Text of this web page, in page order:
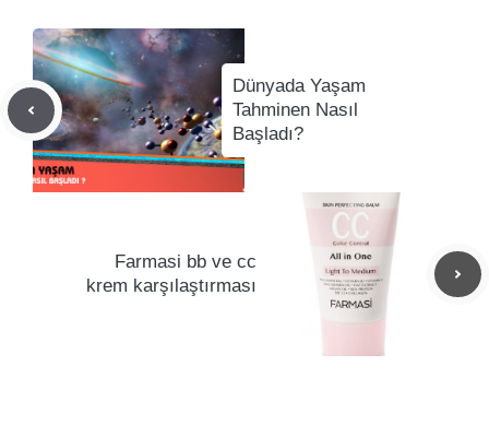
Dünyada Yaşam
Tahminen Nasıl
Başladı?
Farmasi bb ve cc
krem karşılaştırması